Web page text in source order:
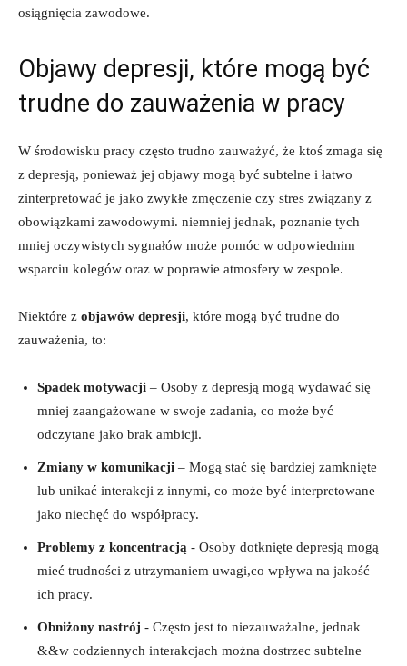
osiągnięcia⁣ zawodowe.
Objawy depresji, które ⁣mogą⁤ być
⁢trudne do zauważenia ‍w​ pracy
W ‌środowisku⁤ pracy często ⁢trudno zauważyć, że ktoś zmaga się
z ⁤depresją, ponieważ jej objawy mogą⁢ być subtelne i łatwo
zinterpretować je jako zwykłe⁤ zmęczenie⁣ czy stres​ związany z‍
obowiązkami zawodowymi. niemniej jednak, poznanie tych
mniej oczywistych sygnałów może pomóc⁣ w odpowiednim
wsparciu kolegów⁣ oraz w poprawie atmosfery w ⁢zespole.
Niektóre z⁤ objawów depresji, które‌ mogą być trudne do
⁣zauważenia, to:
Spadek motywacji – Osoby z depresją mogą wydawać się
⁣mniej ⁣zaangażowane w swoje zadania, co może być
odczytane jako brak ‌ambicji.
Zmiany w komunikacji – Mogą⁣ stać⁤ się bardziej​ zamknięte
lub unikać interakcji z⁤ innymi, co ​może‍ być interpretowane⁤
jako niechęć‌ do współpracy.
Problemy z koncentracją ‌- Osoby⁣ dotknięte‍ depresją mogą‌
mieć trudności​ z utrzymaniem uwagi,co wpływa na jakość⁣
ich⁣ pracy.
Obniżony nastrój -⁤ Często jest to niezauważalne, ⁣jednak
&&w codziennych ⁣interakcjach ⁤można dostrzec ⁢subtelne